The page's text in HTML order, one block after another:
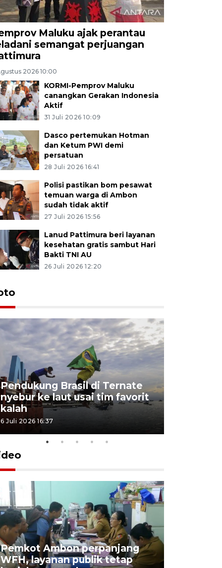
Maluku ajak perantau
semangat perjuangan
2026 10:00
KORMI-Pemprov Maluku
canangkan Gerakan Indonesia
Aktif
31 Juli 2026 10:09
Dasco pertemukan Hotman
dan Ketum PWI demi
persatuan
28 Juli 2026 16:41
Polisi pastikan bom pesawat
temuan warga di Ambon
sudah tidak aktif
27 Juli 2026 15:56
Lanud Pattimura beri layanan
kesehatan gratis sambut Hari
Bakti TNI AU
26 Juli 2026 12:20
Pendukung Brasil di Ternate
nyebur ke laut usai tim favorit
kalah
6 Juli 2026 16:37
Pemkot Ambon perpanjang
WFH, layanan publik tetap